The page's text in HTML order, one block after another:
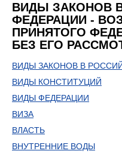
ВИДЫ ЗАКОНОВ
ФЕДЕРАЦИИ -
ПРИНЯТОГО
БЕЗ ЕГО
ВИДЫ ЗАКОНОВ В
ВИДЫ КОНСТИТУЦИЙ
ВИДЫ ФЕДЕРАЦИИ
ВИЗА
ВЛАСТЬ
ВНУТРЕННИЕ ВОДЫ